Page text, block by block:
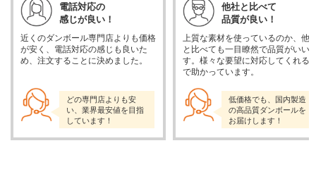
電話対応の
感じが良い！
近くのダンボール専門店よりも価格
が安く、電話対応の感じも良いた
め、注文することに決めました。
どの専門店よりも安
い、業界最安値を目指
しています！
他社と比べて
品質が良い！
上質な素材を使っているのか、他
と比べても一目瞭然で品質がいい
す。様々な要望に対応してくれる
で助かっています。
低価格でも、国内製造
の高品質ダンボールを
お届けします！